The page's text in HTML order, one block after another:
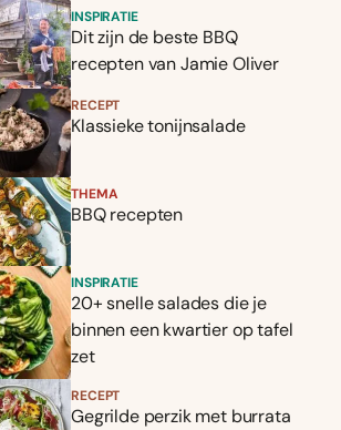
INSPIRATIE
Dit zijn de beste BBQ
recepten van Jamie Oliver
RECEPT
Klassieke tonijnsalade
THEMA
BBQ recepten
INSPIRATIE
20+ snelle salades die je
binnen een kwartier op tafel
zet
RECEPT
Gegrilde perzik met burrata